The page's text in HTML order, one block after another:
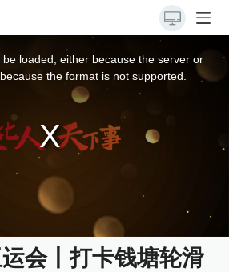
loaded, either because the server or
the format is not supported.
会丨打卡钱塘轮滑